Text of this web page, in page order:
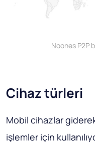
Noones P2P
Cihaz türleri
Mobil cihazlar
işlemler için